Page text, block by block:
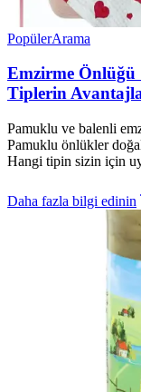
PopülerArama
Emzirme Önlüğü
Tiplerin
Pamuklu ve balenli
Pamuklu önlükler
Hangi tipin sizin için
Daha fazla bilgi edinin